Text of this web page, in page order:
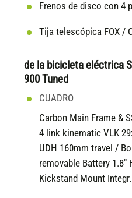
Frenos de disco con 4
Tija telescópica FOX /
de la bicicleta eléctrica
900 Tuned
CUADRO
Carbon Main Frame &
4 link kinematic VLK
UDH 160mm travel /
removable Battery 1.8"
Kickstand Mount